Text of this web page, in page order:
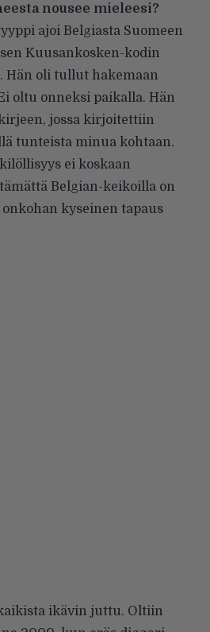
nousee mieleesi?
ajoi Belgiasta Suomeen
Kuusankosken-kodin
Hän oli tullut hakemaan
oltu onneksi paikalla. Hän
jossa kirjoitettiin
tunteista minua kohtaan.
ei koskaan
Belgian-keikoilla on
kyseinen tapaus
ikävin juttu. Oltiin